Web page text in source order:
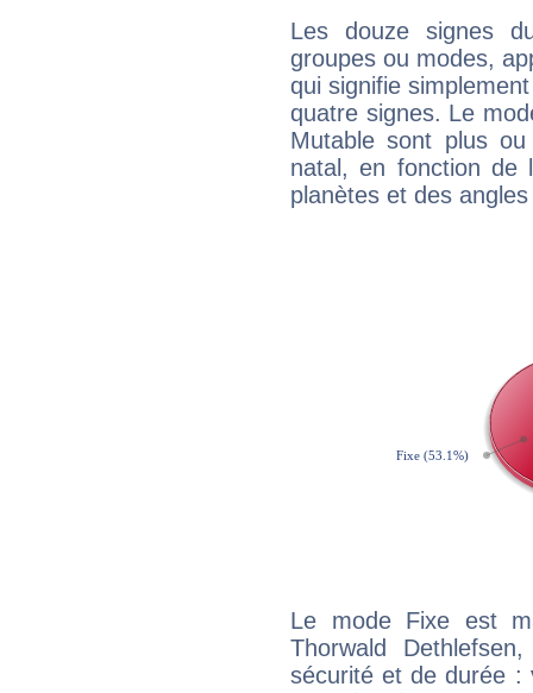
Les douze signes
groupes ou modes,
qui signifie
quatre signes. Le
Mutable sont plus
natal, en fonction de
planètes et des
Le mode Fixe est
Thorwald
sécurité et de durée :